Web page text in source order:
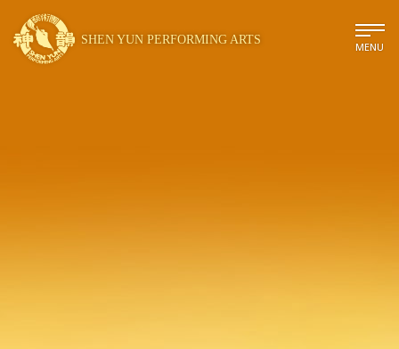
SHEN YUN PERFORMING ARTS
MENU